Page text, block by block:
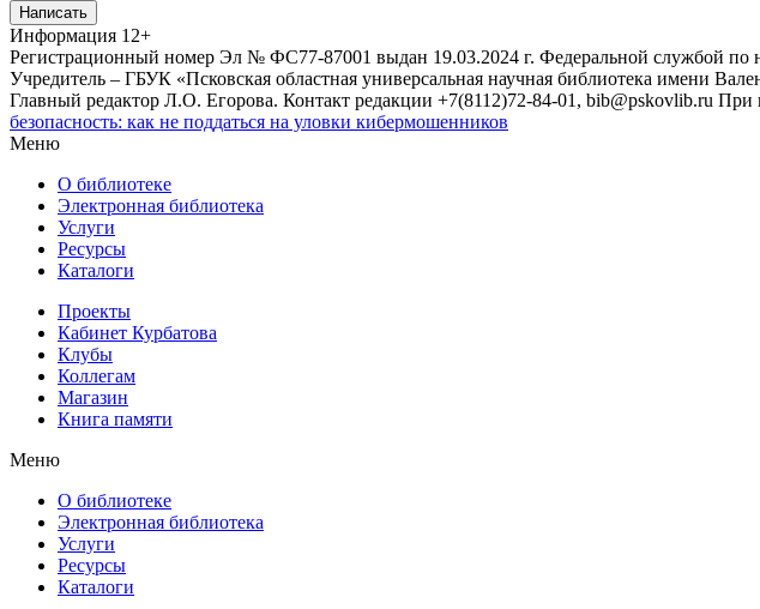
Написать
Информация 12+
Регистрационный номер Эл № ФС77-87001 выдан 19.03.2024 г. Федеральной службой по
Учредитель – ГБУК «Псковская областная универсальная научная библиотека имени
Главный редактор Л.О. Егорова. Контакт редакции +7(8112)72-84-01, bib@pskovlib.ru При
безопасность: как не поддаться на уловки кибермошенников
Меню
О библиотеке
Электронная библиотека
Услуги
Ресурсы
Каталоги
Проекты
Кабинет Курбатова
Клубы
Коллегам
Магазин
Книга памяти
Меню
О библиотеке
Электронная библиотека
Услуги
Ресурсы
Каталоги